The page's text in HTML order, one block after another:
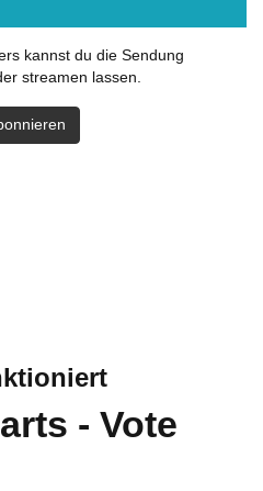
- Vote
kannst du die Sendung
streamen lassen.